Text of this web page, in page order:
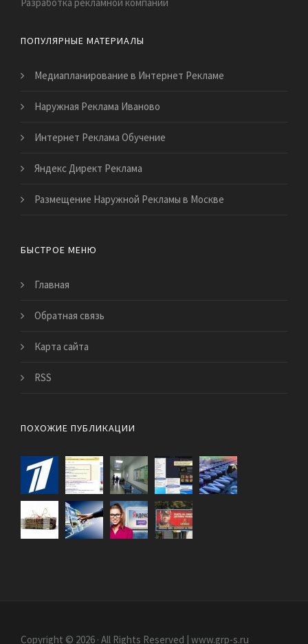
ПОПУЛЯРНЫЕ МАТЕРИАЛЫ
Медиапланирование в Интернет Рекламе
Наружная Реклама Иваново
Интернет Реклама Обучение
Яндекс Директ Реклама
Размещение Наружной Рекламы в Москве
БЫСТРОЕ МЕНЮ
Главная
Обратная связь
Карта сайта
RSS
ПОХОЖИЕ ПУБЛИКАЦИИ
Copyright © 2026 · All Rights Reserved | www.grp-s.ru